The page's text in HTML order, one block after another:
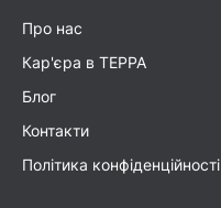
Про нас
Кар'єра в TEPPA
Блог
Контакти
Політика конфіденційності